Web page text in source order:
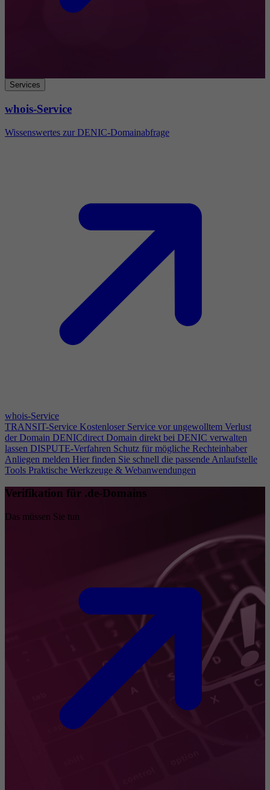
Services
whois-Service
Wissenswertes zur DENIC-Domainabfrage
whois-Service
TRANSIT-Service Kostenloser Service vor ungewolltem Verlust
der Domain DENICdirect Domain direkt bei DENIC verwalten
lassen DISPUTE-Verfahren Schutz für mögliche Rechteinhaber
Anliegen melden Hier finden Sie schnell die passende Anlaufstelle
Tools Praktische Werkzeuge & Webanwendungen
Verifikation für .de-Domains
Das müssen Sie tun